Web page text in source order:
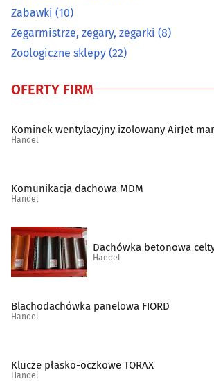
Przędza, włóczka
Radiokomunikacja(2)
Rolne artykuły - skup, sprzedaż(11)
Ryby i przetwory rybne (9)
Sklepy muzyczne(10)
Spożywcze artykuły
Supermarkety(10)
Szkło techniczne
Świece i znicze(7)
Zabawki (10)
Zegarmistrze, zegary, zegarki (8)
Zoologiczne sklepy (22)
OFERTY FIRM
Kominek wentylacyjny izolowany AirJet
Handel
Komunikacja dachowa MDM
Handel
Dachówka betonowa
Handel
Blachodachówka panelowa FIORD
Handel
Klucze płasko-oczkowe TORAX
Handel